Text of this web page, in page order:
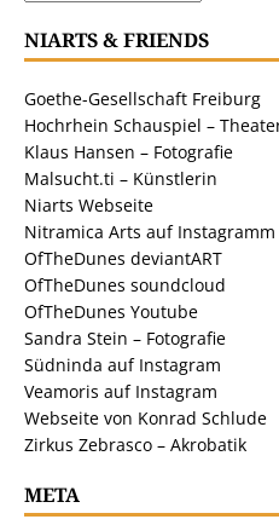
NIARTS & FRIENDS
Goethe-Gesellschaft Freiburg
Hochrhein Schauspiel –
Klaus Hansen – Fotografie
Malsucht.ti – Künstlerin
Niarts Webseite
Nitramica Arts auf Instagramm
OfTheDunes deviantART
OfTheDunes soundcloud
OfTheDunes Youtube
Sandra Stein – Fotografie
Südninda auf Instagram
Veamoris auf Instagram
Webseite von Konrad Schlude
Zirkus Zebrasco – Akrobatik
META